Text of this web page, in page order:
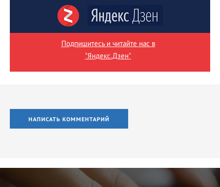
Подпишитесь и читайте нас в
"Яндекс.Дзен"
НАПИСАТЬ КОММЕНТАРИЙ